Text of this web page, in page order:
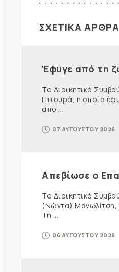
ΣΧΕΤΙΚΑ ΑΡΘΡΑ
Έφυγε από τη
Το Διοικητικό
Πιτουρά, η οποία
από ...
07 ΑΥΓΟΥΣΤΟΥ 2026
Απεβίωσε ο
Το Διοικητικό
(Νώντα) Μανωλίτση,
Τη ...
06 ΑΥΓΟΥΣΤΟΥ 2026